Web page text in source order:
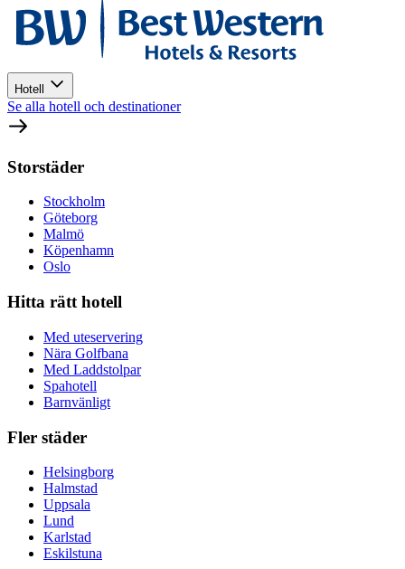
Hotell
Se alla hotell och destinationer
Storstäder
Stockholm
Göteborg
Malmö
Köpenhamn
Oslo
Hitta rätt hotell
Med uteservering
Nära Golfbana
Med Laddstolpar
Spahotell
Barnvänligt
Fler städer
Helsingborg
Halmstad
Uppsala
Lund
Karlstad
Eskilstuna